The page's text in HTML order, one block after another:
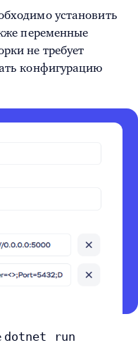
установить
переменные
не требует
конфигурацию
dotnet run